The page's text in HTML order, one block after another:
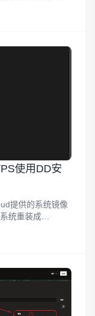
使用DD安
提供的系统镜像
统重装成
root密码使用SSH
密...